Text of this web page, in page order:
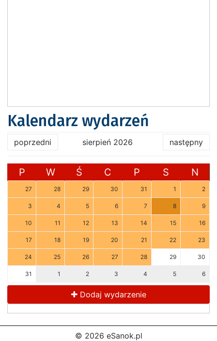
Kalendarz wydarzeń
poprzedni sierpień 2026 następny
P W Ś C P S N
27 28 29 30 31 1 2
3 4 5 6 7 8 9
10 11 12 13 14 15 16
17 18 19 20 21 22 23
24 25 26 27 28 29 30
31 1 2 3 4 5 6
Dodaj wydarzenie
© 2026 eSanok.pl